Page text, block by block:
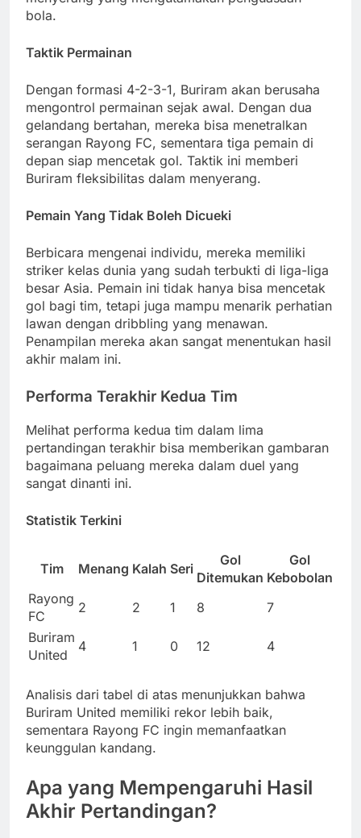
bola.
Taktik Permainan
Dengan formasi 4-2-3-1, Buriram akan berusaha
mengontrol permainan sejak awal. Dengan dua
gelandang bertahan, mereka bisa menetralkan
serangan Rayong FC, sementara tiga pemain di
depan siap mencetak gol. Taktik ini memberi
Buriram fleksibilitas dalam menyerang.
Pemain Yang Tidak Boleh Dicueki
Berbicara mengenai individu, mereka memiliki
striker kelas dunia yang sudah terbukti di liga-liga
besar Asia. Pemain ini tidak hanya bisa mencetak
gol bagi tim, tetapi juga mampu menarik perhatian
lawan dengan dribbling yang menawan.
Penampilan mereka akan sangat menentukan hasil
akhir malam ini.
Performa Terakhir Kedua Tim
Melihat performa kedua tim dalam lima
pertandingan terakhir bisa memberikan gambaran
bagaimana peluang mereka dalam duel yang
sangat dinanti ini.
Statistik Terkini
Tim Menang Kalah Seri
Gol
Ditemukan
Gol
Kebobolan
Rayong
FC
2 2 1 8
7
Buriram
United
4 1 0 12 4
Analisis dari tabel di atas menunjukkan bahwa
Buriram United memiliki rekor lebih baik,
sementara Rayong FC ingin memanfaatkan
keunggulan kandang.
Apa yang Mempengaruhi Hasil
Akhir Pertandingan?